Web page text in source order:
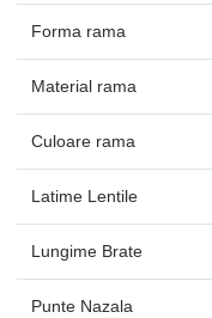
Forma rama
Material rama
Culoare rama
Latime Lentile
Lungime Brate
Punte Nazala